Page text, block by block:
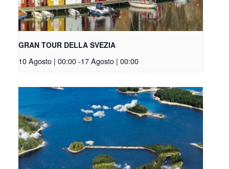
GRAN TOUR DELLA SVEZIA
10 Agosto | 00:00-17 Agosto | 00:00